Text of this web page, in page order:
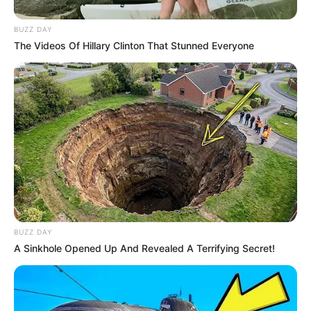
1 TL Paprikapulver, edelsüß
2 TL Zucker
1 EL Tomatenmark oder Ketchup
1 TL Senf
1 TL Essig oder Zitronensaft
1 kleine Gewürzgurke, fein gehackt
Salz und Pfeffer nach Geschmack
Sambal Oelek für Schärfe
BUZZ DAY
The Videos Of Hillary Clinton That Stunned Everyone
BUZZ DAY
A Sinkhole Opened Up And Revealed A Terrifying Secret!